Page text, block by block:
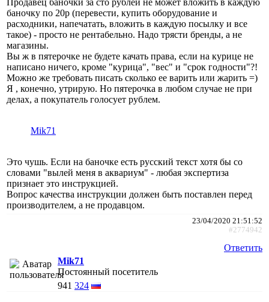
баночку по 20р (перевести, купить оборудование и
расходники, напечатать, вложить в каждую посылку и все
такое) - просто не рентабельно. Надо трясти бренды, а не
магазины.
Вы ж в пятерочке не будете качать права, если на курице не
написано ничего, кроме "курица", "вес" и "срок годности"?!
Можно же требовать писать сколько ее варить или жарить =)
Я , конечно, утрирую. Но пятерочка в любом случае не при
делах, а покупатель голосует рублем.
Mik71
Это чушь. Если на баночке есть русский текст хотя бы со
словами "вылей меня в аквариум" - любая экспертиза
признает это инструкцией.
Вопрос качества инструкции должен быть поставлен перед
производителем, а не продавцом.
23/04/2020 21:51:52
#2774942
Ответить
Mik71
Постоянный посетитель
941 324